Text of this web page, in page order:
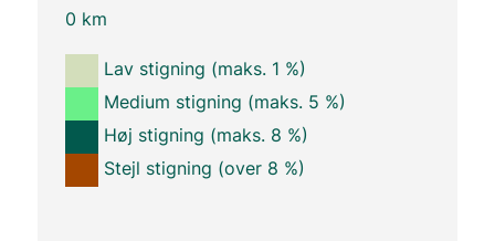
0 km
Lav stigning (maks. 1 %)
Medium stigning (maks. 5 %)
Høj stigning (maks. 8 %)
Stejl stigning (over 8 %)